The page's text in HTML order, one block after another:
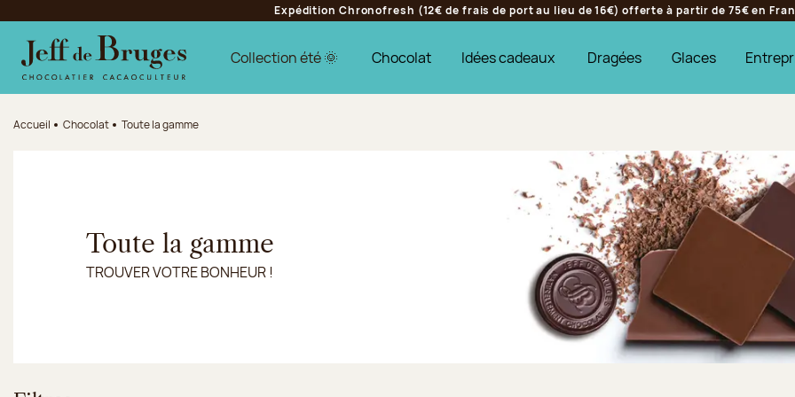
Aller au contenu principal
Aller au pied de page
Expédition Chronofresh (12€ de frais de port au lieu de 16€) offerte à partir de 75€ en
Collection été 🌞 Chocolat Idées cadeaux Dragées Glaces
Accueil Chocolat Toute la gamme
Toute la gamme
TROUVER VOTRE BONHEUR !